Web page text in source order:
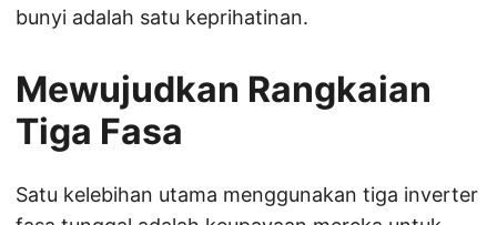
bunyi adalah satu keprihatinan.
Mewujudkan Rangkaian
Tiga Fasa
Satu kelebihan utama menggunakan tiga inverter